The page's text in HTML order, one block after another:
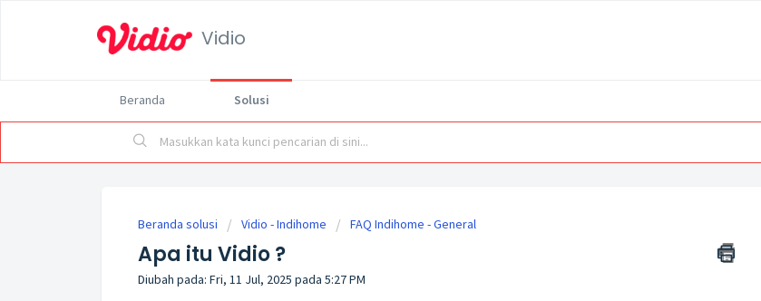
Vidio
Beranda Solusi
Beranda solusi Vidio - Indihome FAQ Indihome - General
Apa itu Vidio ?
Diubah pada: Fri, 11 Jul, 2025 pada 5:27 PM